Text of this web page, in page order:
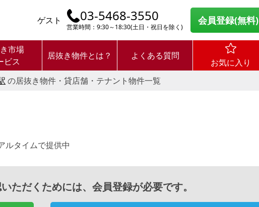
ゲスト 03-5468-3550
営業時間：9:30～18:30(土日・祝日を除く)
会員登録(無料)
市場
ビス
居抜き物件とは？ よくある質問
お気に入り
の居抜き物件・貸店舗・テナント物件一覧
ルタイムで提供中
ただくためには、会員登録が必要です。